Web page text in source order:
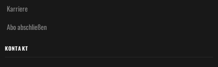
Karriere
Abo abschließen
KONTAKT